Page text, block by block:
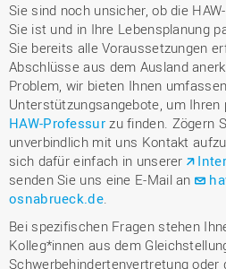
Sie sind noch unsicher, ob die
Sie ist und in Ihre Lebensplanung
Sie bereits alle Voraussetzungen
Abschlüsse aus dem Ausland
Problem, wir bieten Ihnen
Unterstützungsangebote, um Ihren
HAW-Professurzu finden. Zögern
unverbindlich mit uns Kontakt
sich dafür einfach in unserer
senden Sie uns eine E-Mail an
osnabrueck.de.
Bei spezifischen Fragen stehen
Kolleg*innen aus dem
Schwerbehindertenvertretung oder